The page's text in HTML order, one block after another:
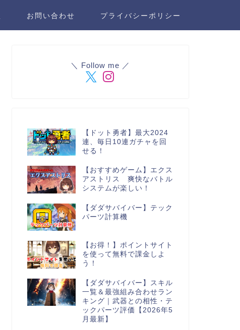
お問い合わせ プライバシーポリシー
＼ Follow me ／
【ドット勇者】最大2024
連、毎日10連ガチャを回
せる！
【おすすめゲーム】エクス
アストリス 爽快なバトル
システムが楽しい！
【ダダサバイバー】テック
パーツ計算機
【お得！】ポイントサイト
を使って無料で課金しよ
う！
【ダダサバイバー】スキル
一覧＆最強組み合わせラン
キング｜武器との相性・テ
ックパーツ評価【2026年5
月最新】